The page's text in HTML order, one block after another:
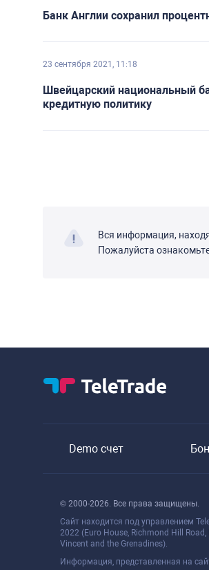
Банк Англии сохранил
23 сентября 2021, 11:18
Швейцарский национальный
кредитную политику
Вся информация,
Пожалуйста
Demo счет
© 2000-2026. Все права защищены.
Сайт находится под управлением
2022 (Euro House, Richmond Hill
Vincent and the Grenadines).
Информация, представленная на